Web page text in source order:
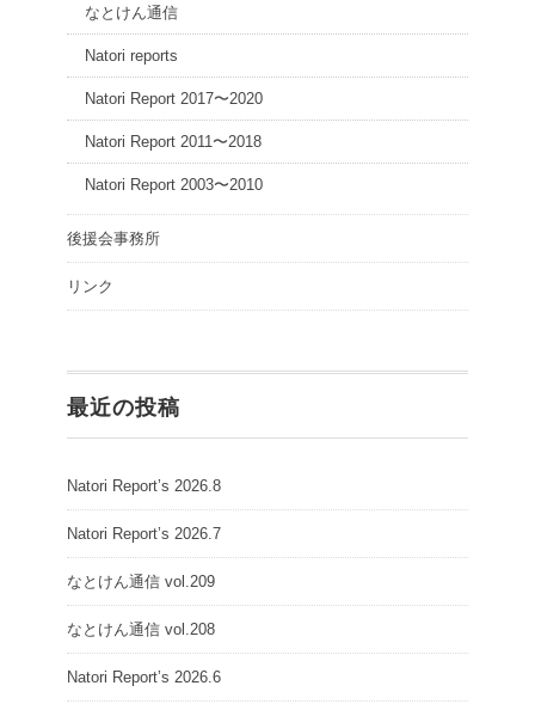
なとけん通信
Natori reports
Natori Report 2017〜2020
Natori Report 2011〜2018
Natori Report 2003〜2010
後援会事務所
リンク
最近の投稿
Natori Report’s 2026.8
Natori Report’s 2026.7
なとけん通信 vol.209
なとけん通信 vol.208
Natori Report’s 2026.6